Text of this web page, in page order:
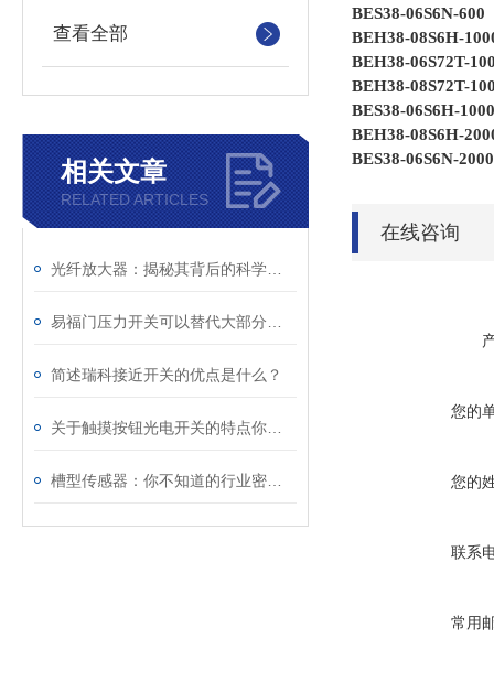
查看全部
相关文章
RELATED ARTICLES
简述瑞科接近开关的优点是什么？
BES38-06S6N-600
BEH38-08S6H-
BEH38-06S72T-
BEH38-08S72T-
BES38-06S6H-1000
BEH38-08S6H-
BES38-06S6N-2000
在线咨询
您的
您的
联系
常用